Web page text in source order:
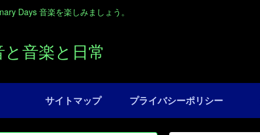
Days 音楽を楽しみましょう。
音楽と日常
サイトマップ プライバシーポリシー